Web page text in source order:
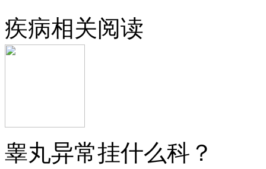
疾病相关阅读
睾丸异常挂什么科？